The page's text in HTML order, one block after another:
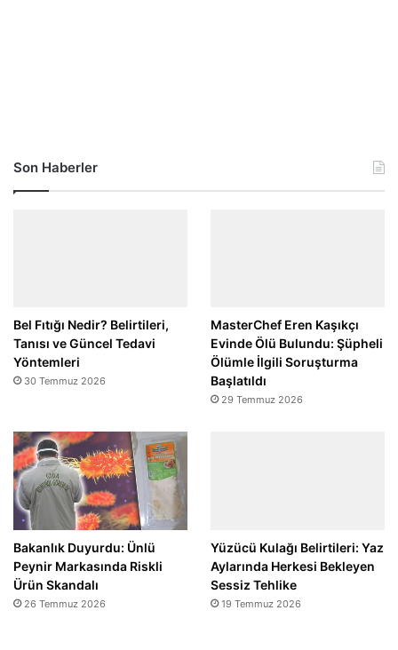
Son Haberler
Bel Fıtığı Nedir? Belirtileri,
Tanısı ve Güncel Tedavi
Yöntemleri
30 Temmuz 2026
MasterChef Eren Kaşıkçı
Evinde Ölü Bulundu: Şüpheli
Ölümle İlgili Soruşturma
Başlatıldı
29 Temmuz 2026
Bakanlık Duyurdu: Ünlü
Peynir Markasında Riskli
Ürün Skandalı
26 Temmuz 2026
Yüzücü Kulağı Belirtileri: Yaz
Aylarında Herkesi Bekleyen
Sessiz Tehlike
19 Temmuz 2026